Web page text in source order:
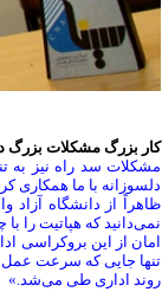
کار بزرگ مشکلات بزرگ
دلسوزانه با ما همکاری
ظاهراً از دانشگاه آزاد
نمی‌دانید که هپاتیت را
امان از این بروکراسی
تنها جایی که سرعت عمل
روند اداری طی می‌شد.»